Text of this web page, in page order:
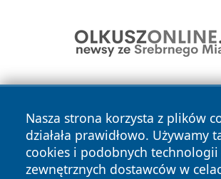
Nasza strona korzysta z plików
działała prawidłowo. Używamy
cookies i podobnych
zewnętrznych dostawców w
Copyright © 2026 wpruszkowie.pl Wszystkie